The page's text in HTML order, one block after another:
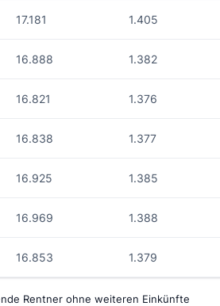
17.181 1.405
16.888 1.382
16.821 1.376
16.838 1.377
16.925 1.385
16.969 1.388
16.853 1.379
Rentner ohne weiteren Einkünfte